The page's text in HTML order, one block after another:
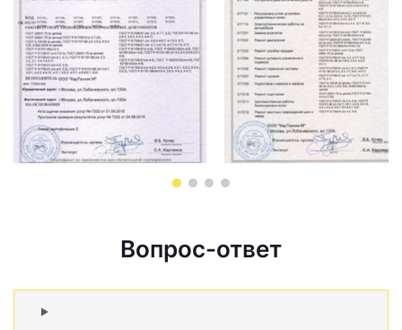
Вопрос-ответ